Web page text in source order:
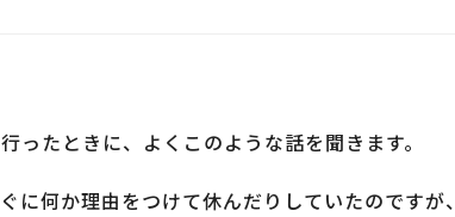
ったときに、よくこのような話を聞きます。
に何か理由をつけて休んだりしていたのです